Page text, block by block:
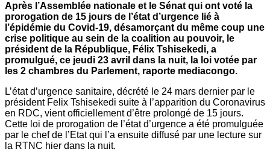
Après l’Assemblée nationale et le Sénat qui ont voté la
prorogation de 15 jours de l’état d’urgence lié à
l’épidémie du Covid-19, désamorçant du même coup une
crise politique au sein de la coalition au pouvoir, le
président de la République, Félix Tshisekedi, a
promulgué, ce jeudi 23 avril dans la nuit, la loi votée par
les 2 chambres du Parlement, raporte mediacongo.
L’état d’urgence sanitaire, décrété le 24 mars dernier par le
président Felix Tshisekedi suite à l’apparition du Coronavirus
en RDC, vient officiellement d’être prolongé de 15 jours.
Cette loi de prorogation de l’état d’urgence a été promulguée
par le chef de l’Etat qui l’a ensuite diffusé par une lecture sur
la RTNC hier dans la nuit.